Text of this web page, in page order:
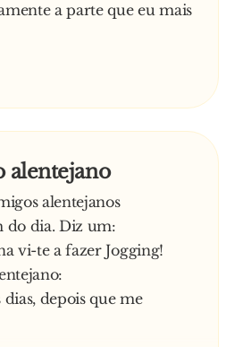
a parte que eu mais
alentejano
alentejanos
do dia. Diz um:
vi-te a fazer Jogging!
dias, depois que me